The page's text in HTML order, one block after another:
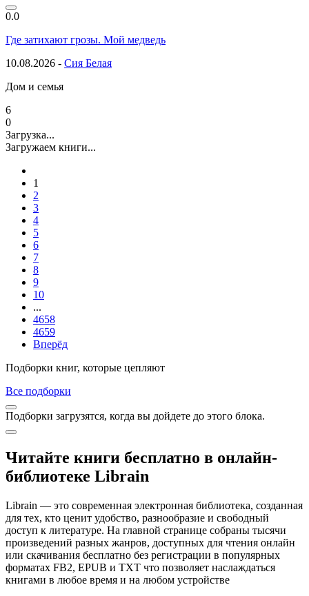
0.0
Где затихают грозы. Мой медведь
10.08.2026 - Сия Белая
Дом и семья
6
0
Загрузка...
Загружаем книги...
1
2
3
4
5
6
7
8
9
10
...
4658
4659
Вперёд
Подборки книг, которые цепляют
Все подборки
Подборки загрузятся, когда вы дойдете до этого блока.
Читайте книги бесплатно в онлайн-
библиотеке Librain
Librain — это современная электронная библиотека, созданная
для тех, кто ценит удобство, разнообразие и свободный
доступ к литературе. На главной странице собраны тысячи
произведений разных жанров, доступных для чтения онлайн
или скачивания бесплатно без регистрации в популярных
форматах FB2, EPUB и TXT что позволяет наслаждаться
книгами в любое время и на любом устройстве